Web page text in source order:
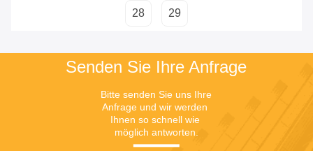
28 29
Senden Sie Ihre Anfrage
Bitte senden Sie uns Ihre
Anfrage und wir werden
Ihnen so schnell wie
möglich antworten.